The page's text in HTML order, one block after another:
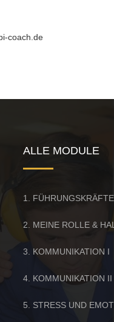
coach.de
ALLE MODULE
1.
2. MEINE ROLLE &
3. KOMMUNIKATION I
4. KOMMUNIKATION II
5. STRESS UND